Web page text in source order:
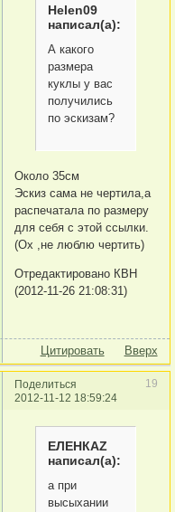
Helen09
написал(а):
А какого
размера
куклы у вас
получились
по эскизам?
Около 35см
Эскиз сама не чертила,а
распечатала по размеру
для себя с этой ссылки.
(Ох ,не люблю чертить)
Отредактировано КВН
(2012-11-26 21:08:31)
Цитировать Вверх
Поделиться
19
2012-11-12 18:59:24
ЕЛЕНКАZ
написал(а):
а при
высыхании